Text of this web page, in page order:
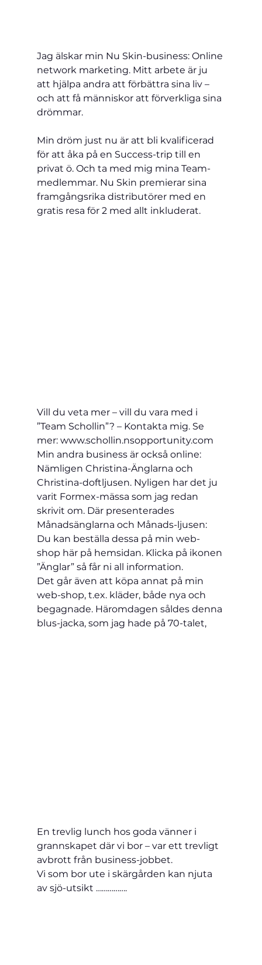
Jag älskar min Nu Skin-business: Online
network marketing. Mitt arbete är ju
att hjälpa andra att förbättra sina liv –
och att få människor att förverkliga sina
drömmar.
Min dröm just nu är att bli kvalificerad
för att åka på en Success-trip till en
privat ö. Och ta med mig mina Team-
medlemmar. Nu Skin premierar sina
framgångsrika distributörer med en
gratis resa för 2 med allt inkluderat.
Vill du veta mer – vill du vara med i
”Team Schollin”? – Kontakta mig. Se
mer: www.schollin.nsopportunity.com
Min andra business är också online:
Nämligen Christina-Änglarna och
Christina-doftljusen. Nyligen har det ju
varit Formex-mässa som jag redan
skrivit om. Där presenterades
Månadsänglarna och Månads-ljusen:
Du kan beställa dessa på min web-
shop här på hemsidan. Klicka på ikonen
”Änglar” så får ni all information.
Det går även att köpa annat på min
web-shop, t.ex. kläder, både nya och
begagnade. Häromdagen såldes denna
blus-jacka, som jag hade på 70-talet,
En trevlig lunch hos goda vänner i
grannskapet där vi bor – var ett trevligt
avbrott från business-jobbet.
Vi som bor ute i skärgården kan njuta
av sjö-utsikt …………….